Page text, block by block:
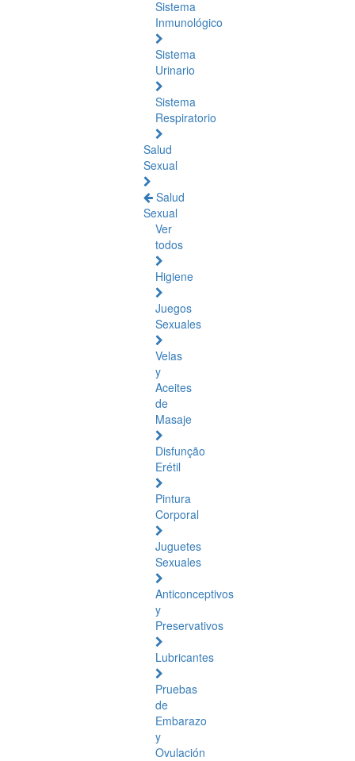
Sistema
Inmunológico
Sistema
Urinario
Sistema
Respiratorio
Salud
Sexual
Salud
Sexual
Ver
todos
Higiene
Juegos
Sexuales
Velas
y
Aceites
de
Masaje
Disfunção
Erétil
Pintura
Corporal
Juguetes
Sexuales
Anticonceptivos
y
Preservativos
Lubricantes
Pruebas
de
Embarazo
y
Ovulación